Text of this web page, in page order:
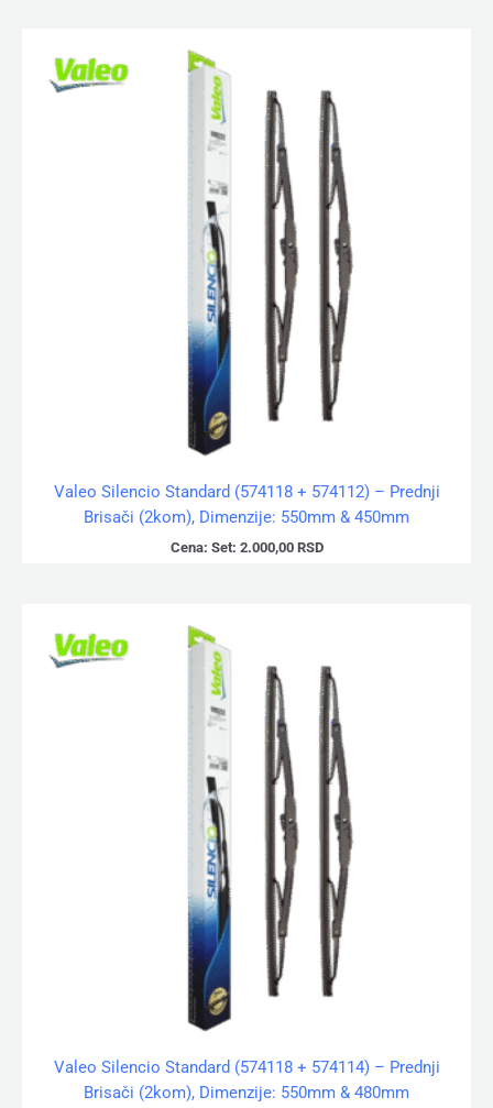
Valeo Silencio Standard (574118 + 574112) – Prednji
Brisači (2kom), Dimenzije: 550mm & 450mm
Cena: Set: 2.000,00 RSD
Valeo Silencio Standard (574118 + 574114) – Prednji
Brisači (2kom), Dimenzije: 550mm & 480mm